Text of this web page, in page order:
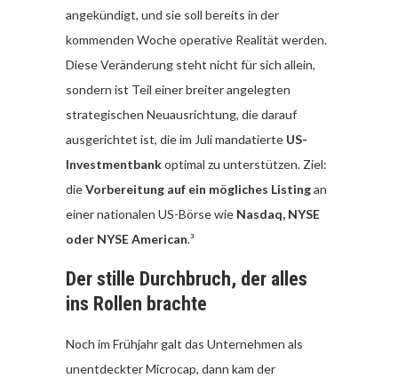
angekündigt, und sie soll bereits in der
kommenden Woche operative Realität werden.
Diese Veränderung steht nicht für sich allein,
sondern ist Teil einer breiter angelegten
strategischen Neuausrichtung, die darauf
ausgerichtet ist, die im Juli mandatierte US-
Investmentbankoptimal zu unterstützen. Ziel:
dieVorbereitung auf ein mögliches Listingan
einer nationalen US-Börse wie Nasdaq, NYSE
oder NYSE American.³
Der stille Durchbruch, der alles
ins Rollen brachte
Noch im Frühjahr galt das Unternehmen als
unentdeckter Microcap, dann kam der